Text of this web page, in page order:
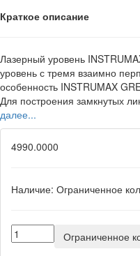
Краткое описание
Лазерный уровень
уровень с тремя взаимно
особенность INSTRUMAX
Для построения замкнутых
далее...
4990.0000
Наличие: Ограниченное
Ограниченное